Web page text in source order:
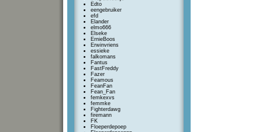
Edto
eengebruiker
efd
Elander
elmo666
Elseke
ErnieBoos
Erwinvriens
essieke
falkomans
Fantus
FastFreddy
Fazer
Feamous
FeanFan
Fean_Fan
femkexvs
femmke
Fighterdawg
firemann
FK
Floeperdepoep